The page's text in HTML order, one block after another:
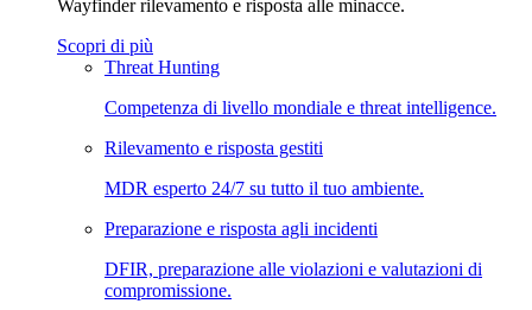
Wayfinder rilevamento e risposta alle minacce.
Scopri di più
Threat Hunting
Competenza di livello mondiale e threat intelligence.
Rilevamento e risposta gestiti
MDR esperto 24/7 su tutto il tuo ambiente.
Preparazione e risposta agli incidenti
DFIR, preparazione alle violazioni e valutazioni di
compromissione.